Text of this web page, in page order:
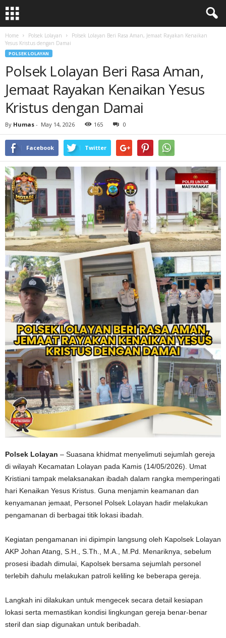
Home Polsek Lolayan
Polsek Lolayan Beri Rasa Aman, Jemaat Rayakan Kenaikan
Yesus Kristus dengan Damai
POLSEK LOLAYAN
Polsek Lolayan Beri Rasa Aman,
Jemaat Rayakan Kenaikan Yesus
Kristus dengan Damai
By Humas - May 14, 2026 165 0
Facebook Twitter
Polsek Lolayan – Suasana khidmat menyelimuti sejumlah gereja
di wilayah Kecamatan Lolayan pada Kamis (14/05/2026). Umat
Kristiani tampak melaksanakan ibadah dalam rangka memperingati
hari Kenaikan Yesus Kristus. Guna menjamin keamanan dan
kenyamanan jemaat, Personel Polsek Lolayan hadir melakukan
pengamanan di berbagai titik lokasi ibadah.
​Kegiatan pengamanan ini dipimpin langsung oleh Kapolsek Lolayan
AKP Johan Atang, S.H., S.Th., M.A., M.Pd. Menariknya, sebelum
prosesi ibadah dimulai, Kapolsek bersama sejumlah personel
terlebih dahulu melakukan patroli keliling ke beberapa gereja.
​Langkah ini dilakukan untuk mengecek secara detail kesiapan
lokasi serta memastikan kondisi lingkungan gereja benar-benar
steril dan siap digunakan untuk beribadah.